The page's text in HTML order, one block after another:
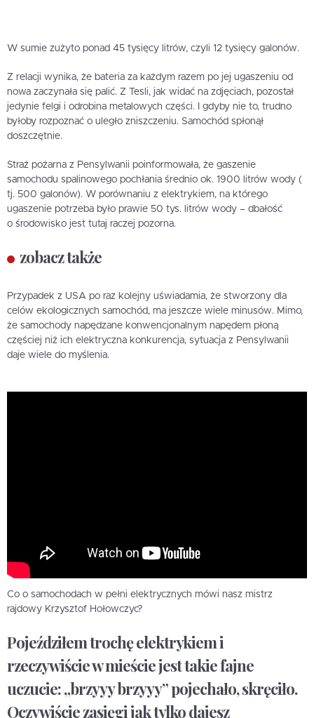
W sumie zużyto ponad 45 tysięcy litrów, czyli 12 tysięcy galonów.
Z relacji wynika, że bateria za każdym razem po jej ugaszeniu od
nowa zaczynała się palić. Z Tesli, jak widać na zdjęciach, pozostał
jedynie felgi i odrobina metalowych części. I gdyby nie to, trudno
byłoby rozpoznać o uległo zniszczeniu. Samochód spłonął
doszczętnie.
Straż pożarna z Pensylwanii poinformowała, że gaszenie
samochodu spalinowego pochłania średnio ok. 1900 litrów wody (
tj. 500 galonów). W porównaniu z elektrykiem, na którego
ugaszenie potrzeba było prawie 50 tys. litrów wody – dbałość
o środowisko jest tutaj raczej pozorna.
zobacz także
Przypadek z USA po raz kolejny uświadamia, że stworzony dla
celów ekologicznych samochód, ma jeszcze wiele minusów. Mimo,
że samochody napędzane konwencjonalnym napędem płoną
częściej niż ich elektryczna konkurencja, sytuacja z Pensylwanii
daje wiele do myślenia.
Co o samochodach w pełni elektrycznych mówi nasz mistrz
rajdowy Krzysztof Hołowczyc?
Pojeździłem trochę elektrykiem i
rzeczywiście w mieście jest takie fajne
uczucie: „brzyyy brzyyy” pojechało, skręciło.
Oczywiście zasięgi jak tylko dajesz